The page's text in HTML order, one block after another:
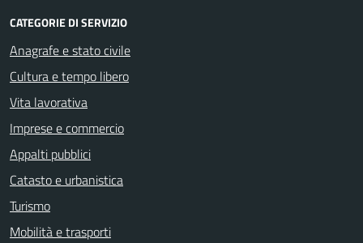
CATEGORIE DI SERVIZIO
Anagrafe e stato civile
Cultura e tempo libero
Vita lavorativa
Imprese e commercio
Appalti pubblici
Catasto e urbanistica
Turismo
Mobilità e trasporti